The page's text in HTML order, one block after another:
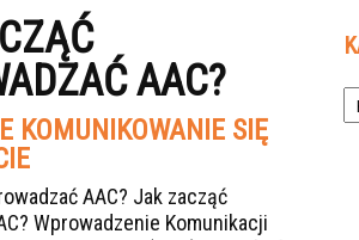
AAC?
KOMUNIKOWANIE SIĘ
AAC? Jak zacząć
Wprowadzenie Komunikacji